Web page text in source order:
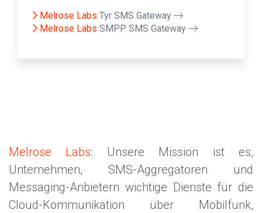
Melrose Labs Tyr SMS Gateway
Melrose Labs SMPP SMS Gateway
Melrose Labs: Unsere Mission ist es,
Unternehmen, SMS-Aggregatoren und
Messaging-Anbietern wichtige Dienste für die
Cloud-Kommunikation über Mobilfunk,